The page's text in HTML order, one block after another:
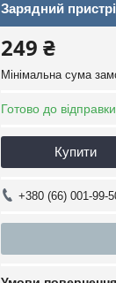
Зарядний
249 ₴
Мінімальна сума
Готово до відправки
Купити
+380 (66) 001-99-